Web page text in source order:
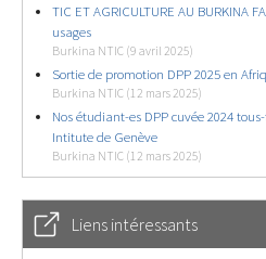
TIC ET AGRICULTURE AU BURKINA
usages
Burkina NTIC (9 avril 2025)
Sortie de promotion DPP 2025 en
Burkina NTIC (12 mars 2025)
Nos étudiant-es DPP cuvée 2024
Intitute de Genève
Burkina NTIC (12 mars 2025)
Liens intéressants